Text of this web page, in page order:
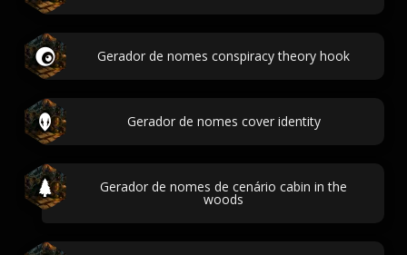
Gerador de nomes conspiracy theory hook
Gerador de nomes cover identity
Gerador de nomes de cenário cabin in the
woods